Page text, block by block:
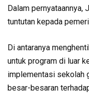
Dalam pernyataannya,
tuntutan kepada
Di antaranya
untuk program di luar
implementasi sekolah
besar-besaran